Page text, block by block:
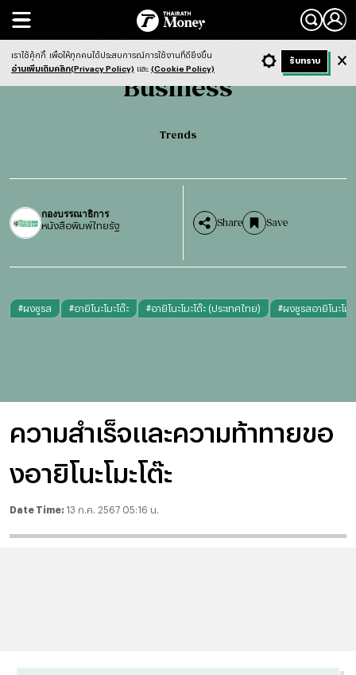
Search
Business Trends
Business
Trends
กองบรรณาธิการ
หนังสือพิมพ์ไทยรัฐ Share Save
#ผงชูรส #อายิโนะโมะโต๊ะ #อายิโนะโมะโต๊ะ (ประเทศไทย) #ผงชูรสอายิโนะโมะ
ความสำเร็จและความท้าทายขอ
งอายิโนะโมะโต๊ะ
Date Time: 13 ก.ค. 2567 05:16 น.
- ก + ก Dark ฟังข่าว
เราใช้คุ้กกี้ เพื่อให้ทุกคนได้ประสบการณ์การใช้งานที่ดียิ่งขึ้น
อ่านเพิ่มเติมคลิก(Privacy Policy) และ (Cookie Policy)
รับทราบ